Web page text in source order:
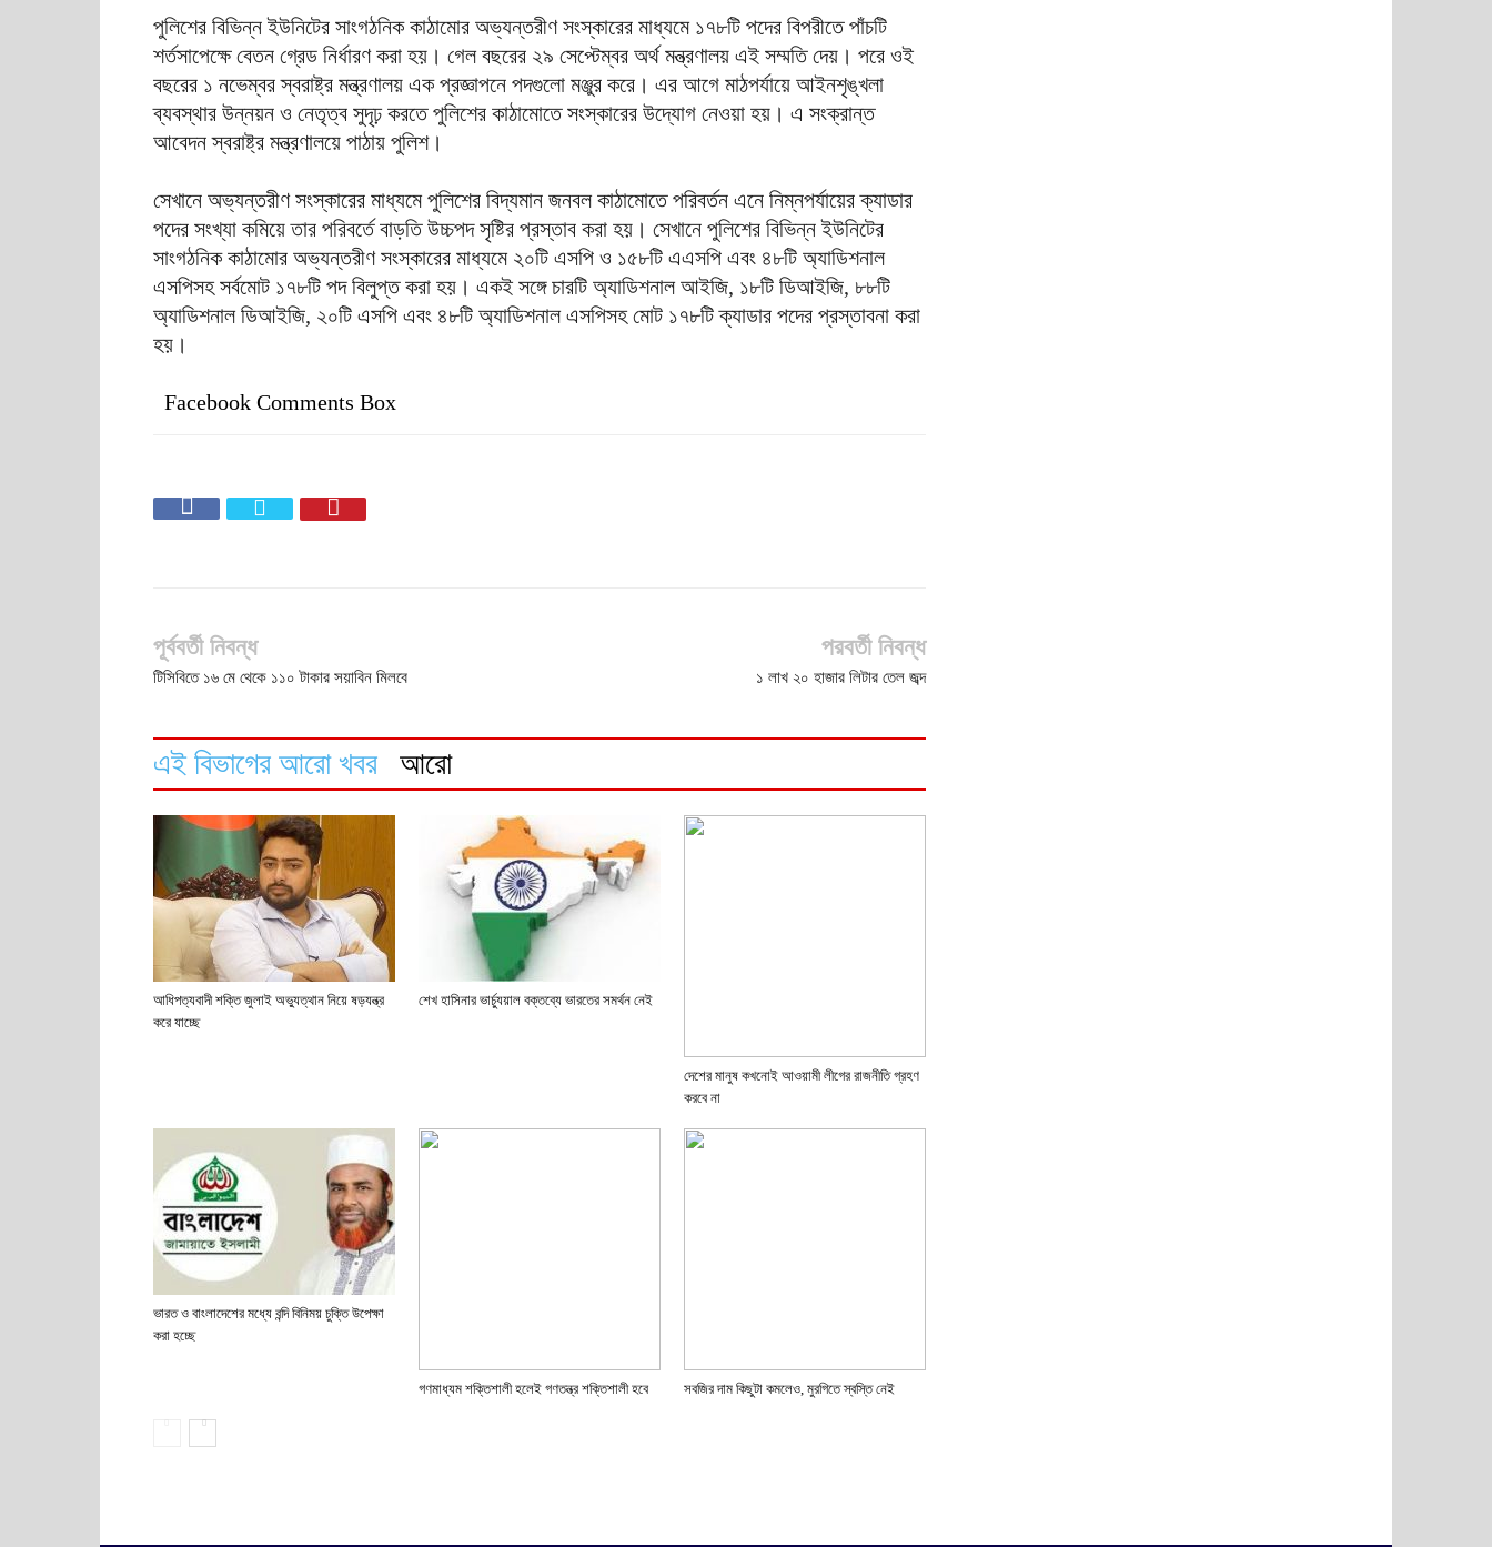
পুলিশের বিভিন্ন ইউনিটের সাংগঠনিক কাঠামোর অভ্যন্তরীণ সংস্কারের মাধ্যমে ১৭৮টি পদের বিপরীতে পাঁচটি
শর্তসাপেক্ষে বেতন গ্রেড নির্ধারণ করা হয়। গেল বছরের ২৯ সেপ্টেম্বর অর্থ মন্ত্রণালয় এই সম্মতি দেয়। পরে ওই
বছরের ১ নভেম্বর স্বরাষ্ট্র মন্ত্রণালয় এক প্রজ্ঞাপনে পদগুলো মঞ্জুর করে। এর আগে মাঠপর্যায়ে আইনশৃঙ্খলা
ব্যবস্থার উন্নয়ন ও নেতৃত্ব সুদৃঢ় করতে পুলিশের কাঠামোতে সংস্কারের উদ্যোগ নেওয়া হয়। এ সংক্রান্ত
আবেদন স্বরাষ্ট্র মন্ত্রণালয়ে পাঠায় পুলিশ।
সেখানে অভ্যন্তরীণ সংস্কারের মাধ্যমে পুলিশের বিদ্যমান জনবল কাঠামোতে পরিবর্তন এনে নিম্নপর্যায়ের ক্যাডার
পদের সংখ্যা কমিয়ে তার পরিবর্তে বাড়তি উচ্চপদ সৃষ্টির প্রস্তাব করা হয়। সেখানে পুলিশের বিভিন্ন ইউনিটের
সাংগঠনিক কাঠামোর অভ্যন্তরীণ সংস্কারের মাধ্যমে ২০টি এসপি ও ১৫৮টি এএসপি এবং ৪৮টি অ্যাডিশনাল
এসপিসহ সর্বমোট ১৭৮টি পদ বিলুপ্ত করা হয়। একই সঙ্গে চারটি অ্যাডিশনাল আইজি, ১৮টি ডিআইজি, ৮৮টি
অ্যাডিশনাল ডিআইজি, ২০টি এসপি এবং ৪৮টি অ্যাডিশনাল এসপিসহ মোট ১৭৮টি ক্যাডার পদের প্রস্তাবনা করা
হয়।
Facebook Comments Box
পূর্ববর্তী নিবন্ধ
টিসিবিতে ১৬ মে থেকে ১১০ টাকার সয়াবিন মিলবে
পরবর্তী নিবন্ধ
১ লাখ ২০ হাজার লিটার তেল জব্দ
এই বিভাগের আরো খবর আরো
আধিপত্যবাদী শক্তি জুলাই অভ্যুত্থান নিয়ে ষড়যন্ত্র
করে যাচ্ছে
শেখ হাসিনার ভার্চ্যুয়াল বক্তব্যে ভারতের সমর্থন নেই
দেশের মানুষ কখনোই আওয়ামী লীগের রাজনীতি গ্রহণ
করবে না
ভারত ও বাংলাদেশের মধ্যে বন্দি বিনিময় চুক্তি উপেক্ষা
করা হচ্ছে
গণমাধ্যম শক্তিশালী হলেই গণতন্ত্র শক্তিশালী হবে সবজির দাম কিছুটা কমলেও, মুরগিতে স্বস্তি নেই